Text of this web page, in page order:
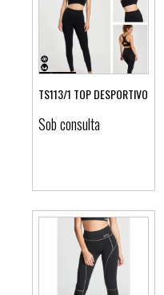
Ver detalhes
TS113/1 TOP DESPORTIVO
Sob consulta